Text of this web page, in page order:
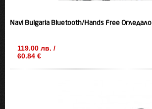
Navi Bulgaria Bluetooth/Hands Free Огледало
119.00 лв. /
60.84 €